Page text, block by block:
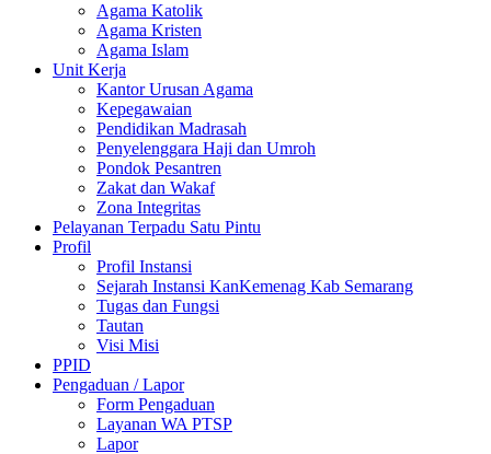
Agama Katolik
Agama Kristen
Agama Islam
Unit Kerja
Kantor Urusan Agama
Kepegawaian
Pendidikan Madrasah
Penyelenggara Haji dan Umroh
Pondok Pesantren
Zakat dan Wakaf
Zona Integritas
Pelayanan Terpadu Satu Pintu
Profil
Profil Instansi
Sejarah Instansi KanKemenag Kab Semarang
Tugas dan Fungsi
Tautan
Visi Misi
PPID
Pengaduan / Lapor
Form Pengaduan
Layanan WA PTSP
Lapor